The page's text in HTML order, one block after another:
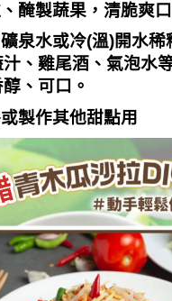
醃製蔬果，清脆爽口
泉水或冷(溫)開水稀
、雞尾酒、氣泡水
、可口。
製作其他甜點用